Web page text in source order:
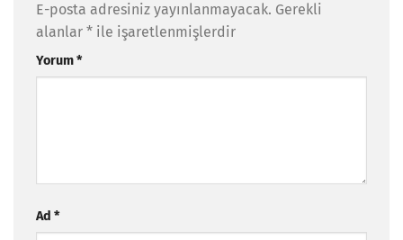
E-posta adresiniz yayınlanmayacak. Gerekli
alanlar * ile işaretlenmişlerdir
Yorum*
Ad *